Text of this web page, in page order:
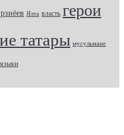
Ялта власть герои
татары мусульмане
языки